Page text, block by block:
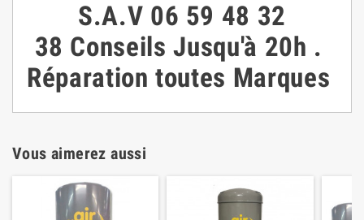
S.A.V 06 59 48 32
38 ConseilsJusqu'à 20h .
Réparation toutes Marques
Vous aimerez aussi